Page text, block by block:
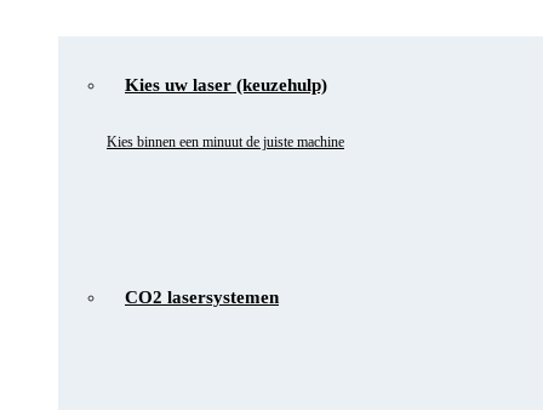
Kies uw laser (keuzehulp)
Kies binnen een minuut de juiste machine
CO2 lasersystemen